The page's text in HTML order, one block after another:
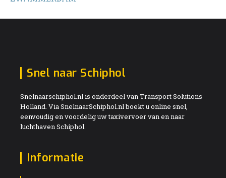
Snel naar Schiphol
Snelnaarschiphol.nl is onderdeel van Transport Solutions
Holland. Via SnelnaarSchiphol.nl boekt u online snel,
eenvoudig en voordelig uw taxivervoer van en naar
luchthaven Schiphol.
Informatie